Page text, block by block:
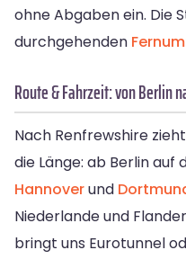
ohne Abgaben ein. Die
durchgehenden
Route & Fahrzeit: von Berlin
Nach Renfrewshire
die Länge: ab Berlin auf
Hannoverund
Niederlande und
bringt uns Eurotunnel